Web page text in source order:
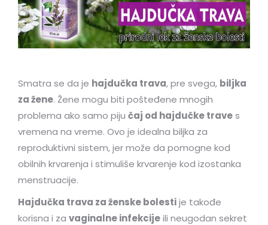
Smatra se da je hajdučka trava, pre svega, biljka
za žene. Žene mogu biti pošteđene mnogih
problema ako samo piju čaj od hajdučke traves
vremena na vreme. Ovo je idealna biljka za
reproduktivni sistem, jer može da pomogne kod
obilnih krvarenja i stimuliše krvarenje kod izostanka
menstruacije.
Hajdučka trava za ženske bolestije takođe
korisna i za vaginalne infekcijeili neugodan sekret